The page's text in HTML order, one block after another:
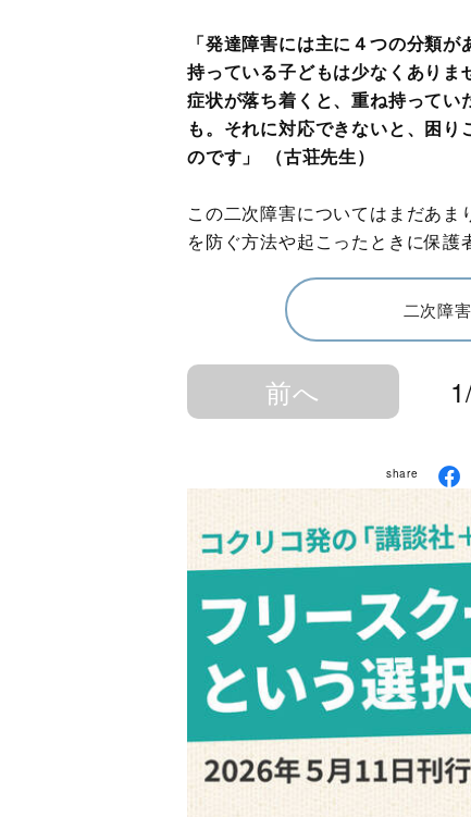
「発達障害には主に４つの分類
持っている子どもは少なくあり
症状が落ち着くと、重ね持ってい
も。それに対応できないと、困
のです」 （古荘先生）
この二次障害についてはまだあ
を防ぐ方法や起こったときに保護
二次障
前へ
share